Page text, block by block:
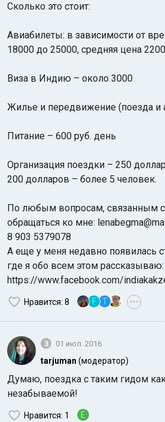
Сколько это стоит:
Авиабилеты: в зависимости от
18000 до 25000, средняя цена
Виза в Индию – около 3000
Жилье и передвижение (поезда и
Питание – 600 руб. день
Организация поездки – 250
200 долларов – более 5 человек.
По любым вопросам, связанным
обращаться ко мне:
8 903 5379078
А еще у меня недавно появилась
где я обо всем этом рассказываю:
https://www.facebook.com/
Нравится: 8 F T •••
3 01 июл. 2016
tarjuman (модератор)
Думаю, поездка с таким гидом
незабываемой!
Нравится: 1 E